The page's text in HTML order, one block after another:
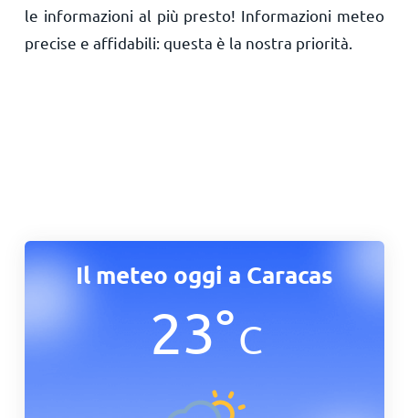
le informazioni al più presto! Informazioni meteo
precise e affidabili: questa è la nostra priorità.
Il meteo oggi a Caracas
23°C